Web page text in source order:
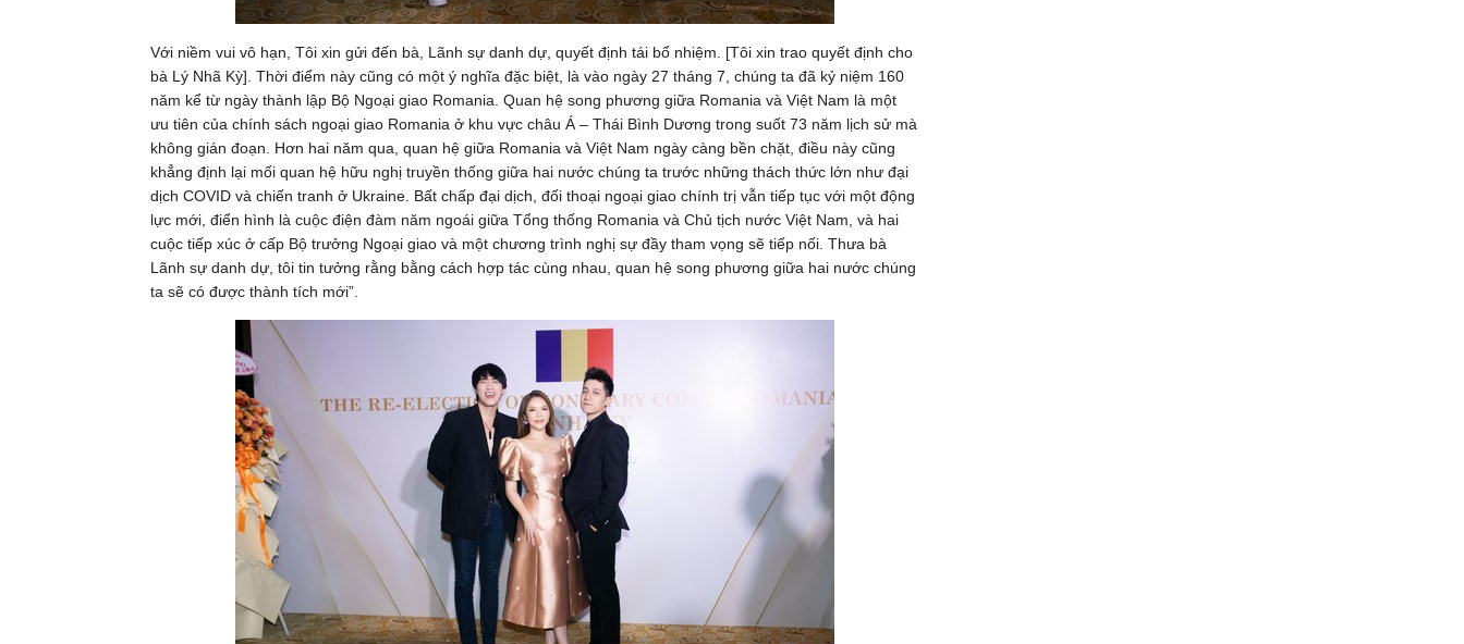
Với niềm vui vô hạn, Tôi xin gửi đến bà, Lãnh sự danh dự, quyết định tái bổ nhiệm. [Tôi xin trao quyết định cho
bà Lý Nhã Kỳ]. Thời điểm này cũng có một ý nghĩa đặc biệt, là vào ngày 27 tháng 7, chúng ta đã kỷ niệm 160
năm kể từ ngày thành lập Bộ Ngoại giao Romania. Quan hệ song phương giữa Romania và Việt Nam là một
ưu tiên của chính sách ngoại giao Romania ở khu vực châu Á – Thái Bình Dương trong suốt 73 năm lịch sử mà
không gián đoạn. Hơn hai năm qua, quan hệ giữa Romania và Việt Nam ngày càng bền chặt, điều này cũng
khẳng định lại mối quan hệ hữu nghị truyền thống giữa hai nước chúng ta trước những thách thức lớn như đại
dịch COVID và chiến tranh ở Ukraine. Bất chấp đại dịch, đối thoại ngoại giao chính trị vẫn tiếp tục với một động
lực mới, điển hình là cuộc điện đàm năm ngoái giữa Tổng thống Romania và Chủ tịch nước Việt Nam, và hai
cuộc tiếp xúc ở cấp Bộ trưởng Ngoại giao và một chương trình nghị sự đầy tham vọng sẽ tiếp nối. Thưa bà
Lãnh sự danh dự, tôi tin tưởng rằng bằng cách hợp tác cùng nhau, quan hệ song phương giữa hai nước chúng
ta sẽ có được thành tích mới”.